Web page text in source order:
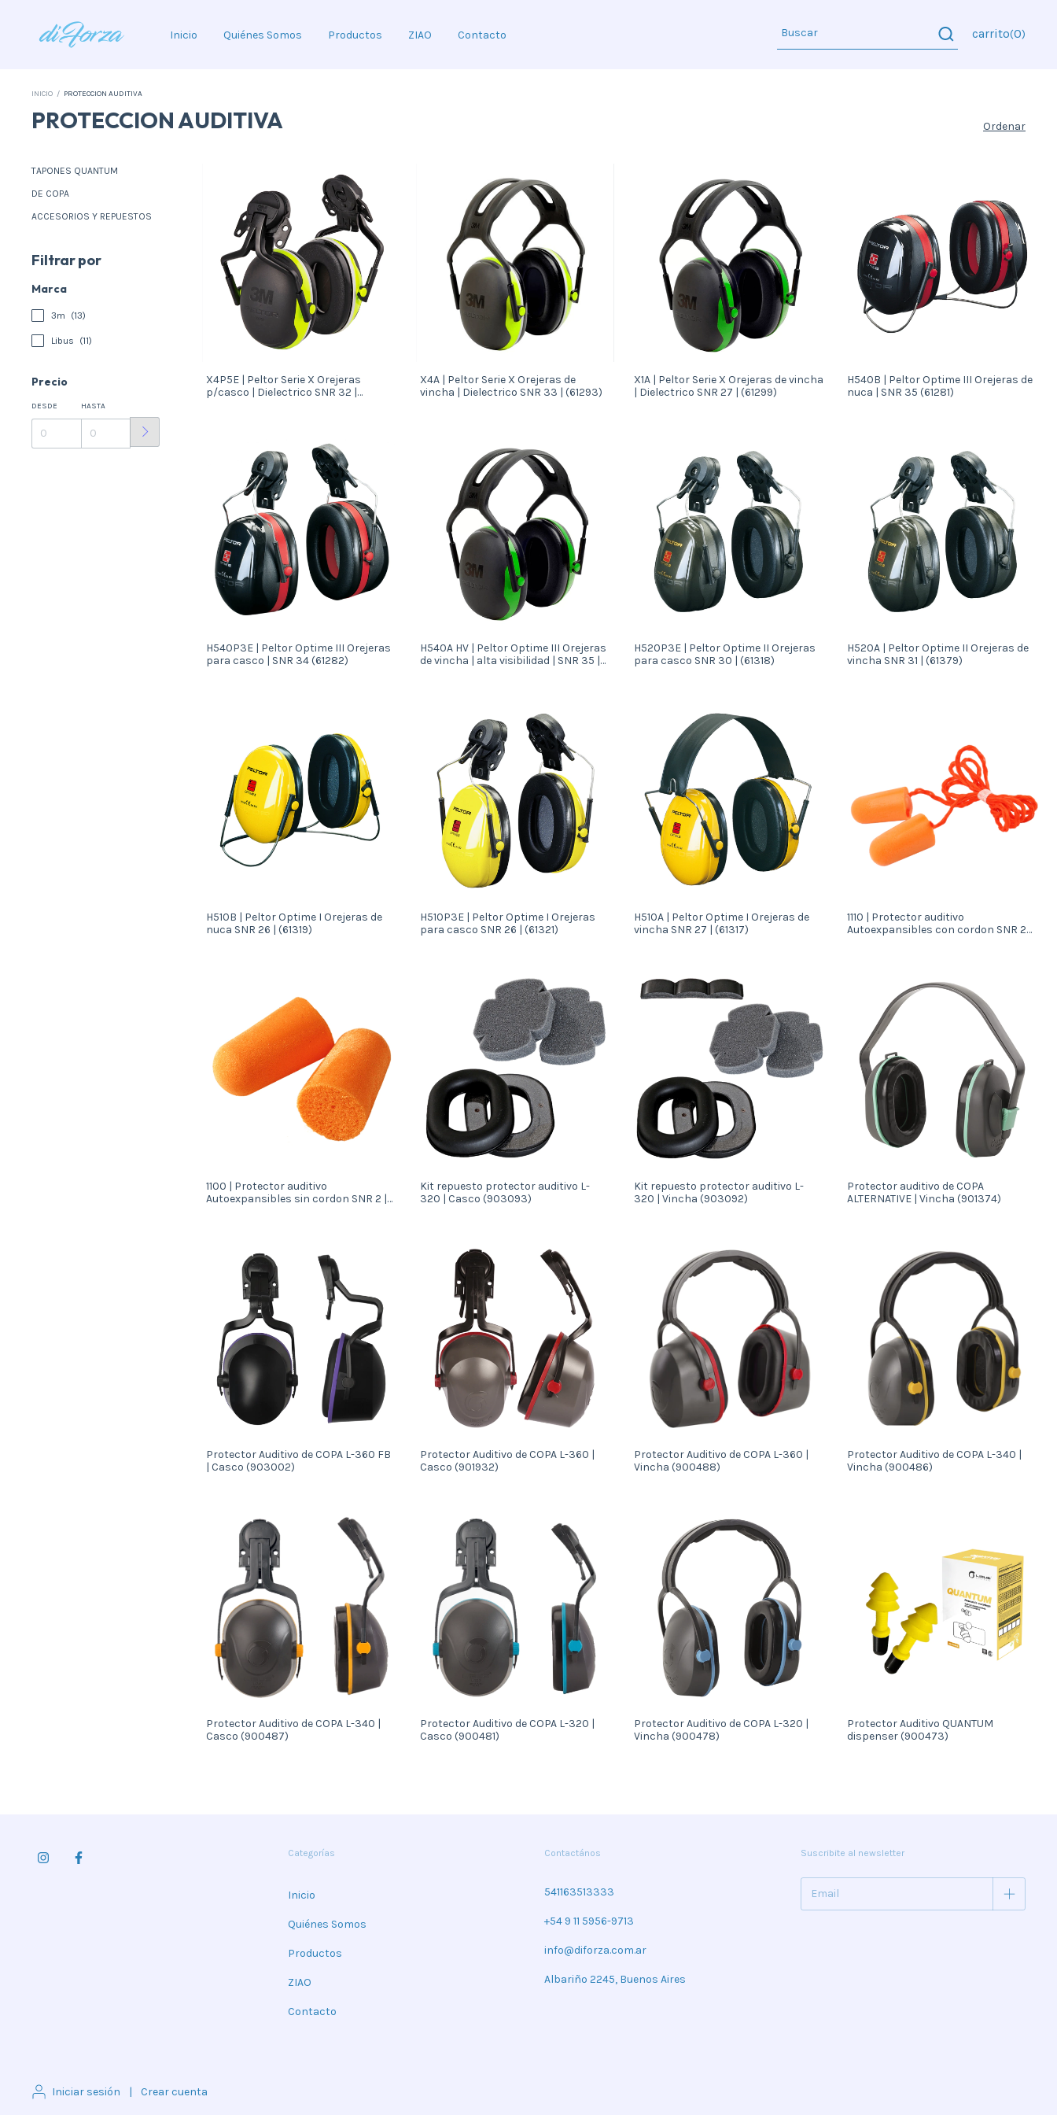
Inicio Quiénes Somos Productos ZIAO Contacto carrito(0)
INICIO / PROTECCION AUDITIVA
PROTECCION AUDITIVA Ordenar
TAPONES QUANTUM
DE COPA
ACCESORIOS Y REPUESTOS
Filtrar por
Marca
3m (13)
Libus (11)
Precio
DESDE HASTA
X4P5E | Peltor Serie X Orejeras
p/casco | Dielectrico SNR 32 |
X4A | Peltor Serie X Orejeras de
vincha | Dielectrico SNR 33 | (61293)
X1A | Peltor Serie X Orejeras de vincha
| Dielectrico SNR 27 | (61299)
H540B | Peltor Optime III Orejeras de
nuca | SNR 35 (61281)
H540P3E | Peltor Optime III Orejeras
para casco | SNR 34 (61282)
H540A HV | Peltor Optime III Orejeras
de vincha | alta visibilidad | SNR 35 |
H520P3E | Peltor Optime II Orejeras
para casco SNR 30 | (61318)
H520A | Peltor Optime II Orejeras de
vincha SNR 31 | (61379)
H510B | Peltor Optime I Orejeras de
nuca SNR 26 | (61319)
H510P3E | Peltor Optime I Orejeras
para casco SNR 26 | (61321)
H510A | Peltor Optime I Orejeras de
vincha SNR 27 | (61317)
1110 | Protector auditivo
Autoexpansibles con cordon SNR 28
1100 | Protector auditivo
Autoexpansibles sin cordon SNR 2 |
Kit repuesto protector auditivo L-
320 | Casco (903093)
Kit repuesto protector auditivo L-
320 | Vincha (903092)
Protector auditivo de COPA
ALTERNATIVE | Vincha (901374)
Protector Auditivo de COPA L-360 FB
| Casco (903002)
Protector Auditivo de COPA L-360 |
Casco (901932)
Protector Auditivo de COPA L-360 |
Vincha (900488)
Protector Auditivo de COPA L-340 |
Vincha (900486)
Protector Auditivo de COPA L-340 |
Casco (900487)
Protector Auditivo de COPA L-320 |
Casco (900481)
Protector Auditivo de COPA L-320 |
Vincha (900478)
Protector Auditivo QUANTUM
dispenser (900473)
Categorías
Inicio
Quiénes Somos
Productos
ZIAO
Contacto
Contactános
541163513333
+54 9 11 5956-9713
info@diforza.com.ar
Albariño 2245, Buenos Aires
Suscribite al newsletter
Iniciar sesión | Crear cuenta